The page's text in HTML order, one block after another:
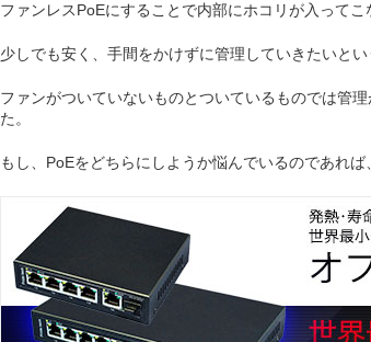
ファンレスPoEにすることで内部にホコリが入って
少しでも安く、手間をかけずに管理していきたいと
ファンがついていないものとついているものでは管
た。
もし、PoEをどちらにしようか悩んでいるのであれば